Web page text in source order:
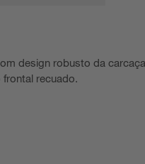
design robusto da
recuado.